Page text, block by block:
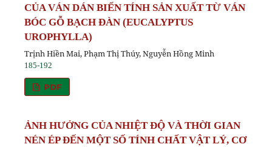
CỦA VÁN DÁN BIẾN TÍNH SẢN XUẤT TỪ VÁN
BÓC GỖ BẠCH ĐÀN (EUCALYPTUS
UROPHYLLA)
Trịnh Hiền Mai, Phạm Thị Thúy, Nguyễn Hồng Minh
185-192
PDF
ẢNH HƯỞNG CỦA NHIỆT ĐỘ VÀ THỜI GIAN
NÉN ÉP ĐẾN MỘT SỐ TÍNH CHẤT VẬT LÝ, CƠ